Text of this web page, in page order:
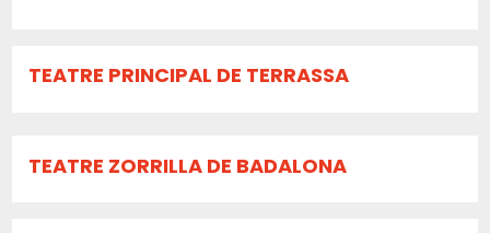
TEATRE PRINCIPAL DE TERRASSA
TEATRE ZORRILLA DE BADALONA